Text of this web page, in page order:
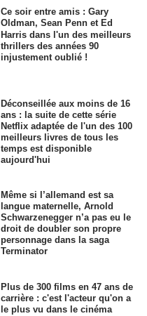
Ce soir entre amis : Gary
Oldman, Sean Penn et Ed
Harris dans l'un des meilleurs
thrillers des années 90
injustement oublié !
Déconseillée aux moins de 16
ans : la suite de cette série
Netflix adaptée de l'un des 100
meilleurs livres de tous les
temps est disponible
aujourd'hui
Même si l’allemand est sa
langue maternelle, Arnold
Schwarzenegger n’a pas eu le
droit de doubler son propre
personnage dans la saga
Terminator
Plus de 300 films en 47 ans de
carrière : c'est l'acteur qu'on a
le plus vu dans le cinéma